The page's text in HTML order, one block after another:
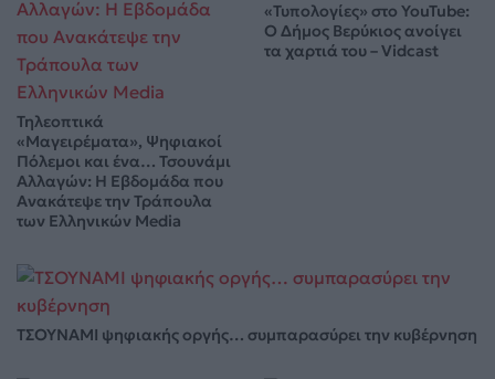
Τηλεοπτικά
«Μαγειρέματα», Ψηφιακοί
Πόλεμοι και ένα… Τσουνάμι
Αλλαγών: Η Εβδομάδα που
Ανακάτεψε την Τράπουλα
των Ελληνικών Media
«Τυπολογίες» στο YouTube:
Ο Δήμος Βερύκιος ανοίγει
τα χαρτιά του – Vidcast
ΤΣΟΥΝΑΜΙ ψηφιακής οργής… συμπαρασύρει την κυβέρνηση